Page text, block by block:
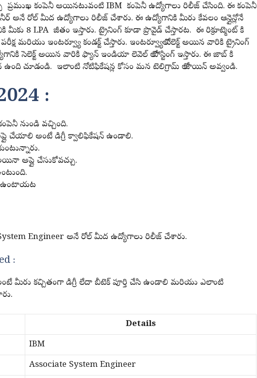
ప్రముఖ కంపెనీ అయినటువంటి IBM కంపెనీ ఉద్యోగాలు రిలీజ్ చేసింది. ఈ కంపెనీ
అనే రోల్ మీద ఉద్యోగాలు రిలీజ్ చేశారు. ఈ ఉద్యోగానికి మీరు కేవలం ఆన్లైన్లోనే
మీకు 8 LPA జీతం ఇస్తారు. ట్రైనింగ్ కూడా ప్రొవైడ్ చేస్తారట. ఈ రిక్రూట్మెంట్ కి
మరియు ఇంటర్వ్యూ కండక్ట్ చేస్తారు. ఇంటర్వ్యూలో సెలెక్ట్ అయిన వారికి ట్రైనింగ్
సెలెక్ట్ అయిన వారికి ఫ్యాన్ ఇండియా లెవెల్ లో పోస్టింగ్ ఇస్తారు. ఈ జాబ్ కి
ఉంది చూడండి. ఇలాంటి నోటిఫికేషన్ల కోసం మన టెలిగ్రామ్ లో జాయిన్ అవ్వండి.
:
నుండి వచ్చింది.
చేయాలి అంటే డిగ్రీ క్వాలిఫికేషన్ ఉండాలి.
అప్లై చేసుకోవచ్చు.
ఉంటాయట
System Engineer అనే రోల్ మీద ఉద్యోగాలు రిలీజ్ చేశారు.
:
మీరు కచ్చితంగా డిగ్రీ లేదా బీటెక్ పూర్తి చేసి ఉండాలి మరియు ఎలాంటి
Details
IBM
Associate System Engineer